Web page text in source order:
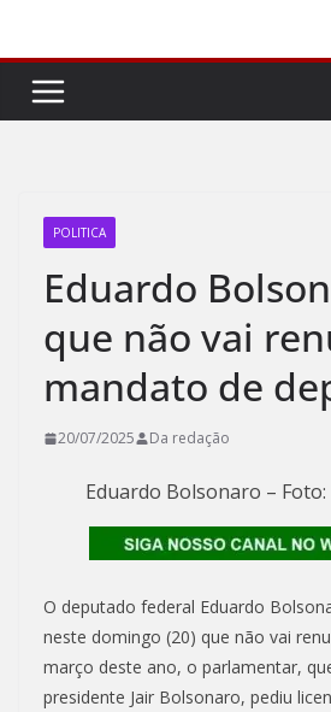
conteúdo
POLITICA
Eduardo
que não vai
mandato de
20/07/2025 Da redação
Eduardo Bolsonaro –
O deputado federal Eduardo
neste domingo (20) que não vai
março deste ano, o parlamentar,
presidente Jair Bolsonaro, pediu